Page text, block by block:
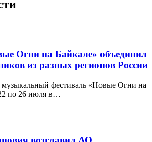
Огни на Байкале» объединил
из разных регионов России
фестиваль «Новые Огни на
по 26 июля в…